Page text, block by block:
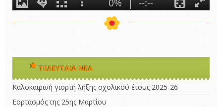
ΤΕΛΕΥΤΑΊΑ ΝΈΑ
Καλοκαιρινή γιορτή λήξης σχολικού έτους 2025-26
Εορτασμός της 25ης Μαρτίου